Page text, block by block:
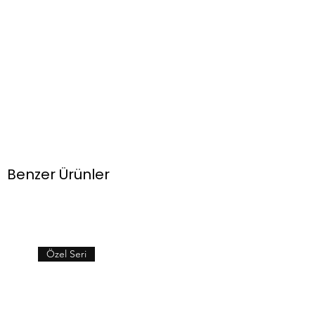
Benzer Ürünler
Özel Seri